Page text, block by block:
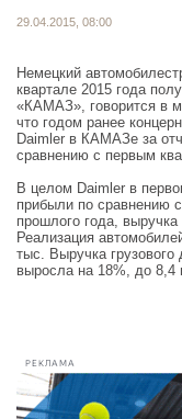
29.04.2015, 08:00
Немецкий
квартале 2015 года
«КАМАЗ», говорится в
что годом ранее
Daimler в КАМАЗе за
сравнению с первым
В целом Daimler в
прибыли по сравнению
прошлого года,
Реализация
тыс. Выручка грузового
выросла на 18%, до 8,4
РЕКЛАМА